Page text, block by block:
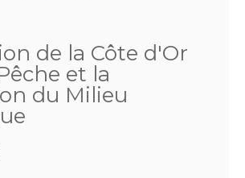
de la Côte d'Or
et la
du Milieu